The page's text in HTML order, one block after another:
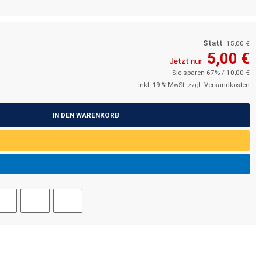
Statt 15,00 €
Jetzt nur 5,00 €
Sie sparen 67% / 10,00 €
inkl. 19 % MwSt. zzgl. Versandkosten
IN DEN WARENKORB